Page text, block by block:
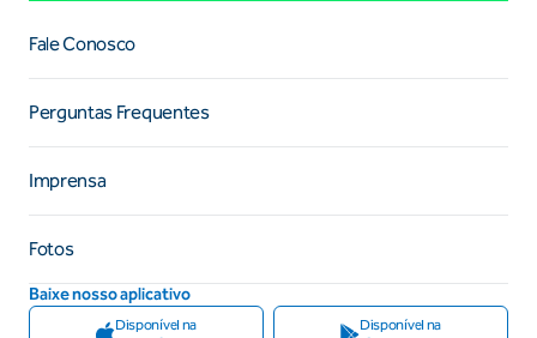
Fale Conosco
Perguntas Frequentes
Imprensa
Fotos
Baixe nosso aplicativo
Disponível na
Disponível na